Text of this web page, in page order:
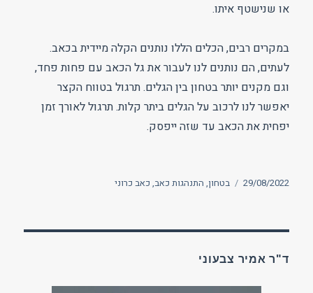
או שנישטף איתו.
במקרים רבים, הכלים הללו נותנים הקלה מיידית בכאב.
לעתים, הם נותנים לנו לעבור את גל הכאב עם פחות פחד,
וגם מקנים יותר בטחון בין הגלים. תרגול בטווח הקצר
יאפשר לנו לרכוב על הגלים ביתר קלות. תרגול לאורך זמן
יפחית את הכאב עד שזה ייפסק.
פורסם
29/08/2022 תגיות
בטחון, התנהגות כאב, כאב כרוני
ד"ר אמיר צבעוני